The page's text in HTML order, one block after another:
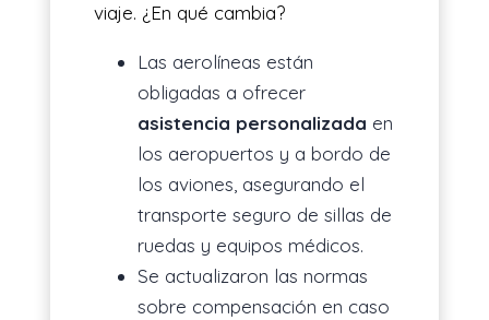
viaje. ¿En qué cambia?
Las aerolíneas están
obligadas a ofrecer
asistencia personalizada en
los aeropuertos y a bordo de
los aviones, asegurando el
transporte seguro de sillas de
ruedas y equipos médicos.
Se actualizaron las normas
sobre compensación en caso